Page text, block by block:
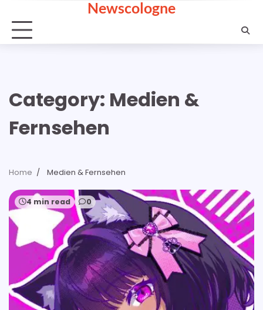
content
Newscologne
Category: Medien &
Fernsehen
Home Medien & Fernsehen
4 min read 0